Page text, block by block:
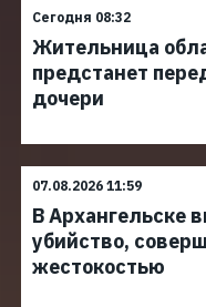
Сегодня 08:32
Жительница
предстанет
дочери
07.08.2026 11:59
В Архангельске
убийство,
жестокостью